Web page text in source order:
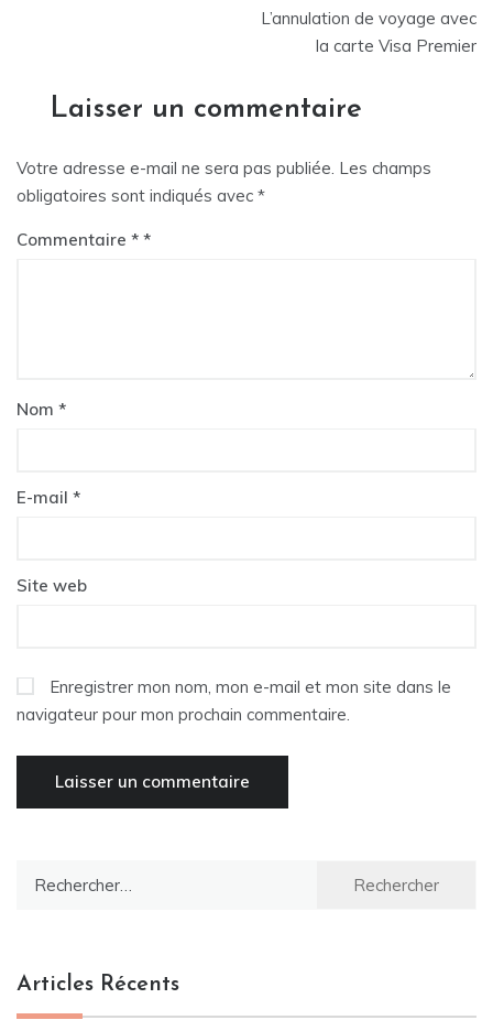
l’article
L’annulation de voyage avec
la carte Visa Premier
Laisser un commentaire
Votre adresse e-mail ne sera pas publiée. Les champs
obligatoires sont indiqués avec *
Commentaire *
Nom *
E-mail *
Site web
Enregistrer mon nom, mon e-mail et mon site dans le
navigateur pour mon prochain commentaire.
Articles Récents